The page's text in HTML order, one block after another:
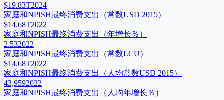
$19.83T2024
家庭和NPISH最终消费支出（常数USD 2015）
$14.68T2022
家庭和NPISH最终消费支出（年增长％）
2.532022
家庭和NPISH最终消费支出（常数LCU）
$14.68T2022
家庭和NPISH最终消费支出（人均常数USD 2015）
43,9592022
家庭和NPISH最终消费支出（人均年增长％）